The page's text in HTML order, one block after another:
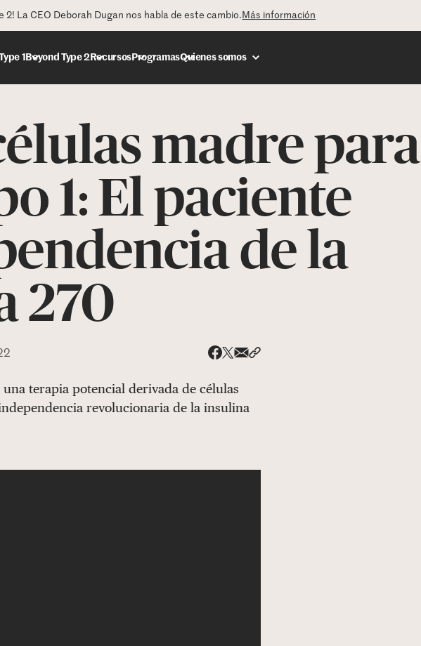
2! La CEO Deborah Dugan nos habla de este cambio. Más información
1 Beyond Type 2Recursos ProgramasQuienes somos
madre para
1: El paciente
de la
270
terapia potencial derivada de células
revolucionaria de la insulina